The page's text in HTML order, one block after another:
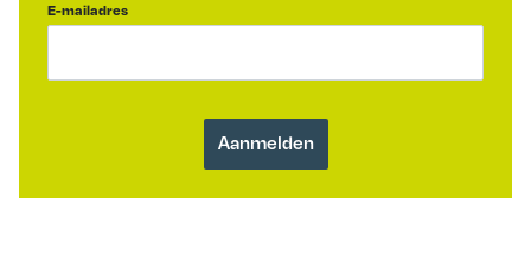
E-mailadres